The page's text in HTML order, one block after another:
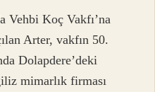
Vehbi Koç Vakfı’na
Arter, vakfın 50.
Dolapdere’deki
mimarlık firması